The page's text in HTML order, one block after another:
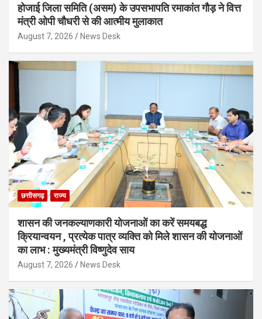
होजाई जिला समिति (असम) के उपसभापति रमाकांत गौड़ ने वित्त
मंत्री ओपी चौधरी से की आत्मीय मुलाकात
August 7, 2026 News Desk
छत्तीसगढ़ राज्य
शासन की जनकल्याणकारी योजनाओं का करें समयबद्ध
क्रियान्वयन , प्रत्येक पात्र व्यक्ति को मिले शासन की योजनाओं
का लाभ : मुख्यमंत्री विष्णुदेव साय
August 7, 2026 News Desk